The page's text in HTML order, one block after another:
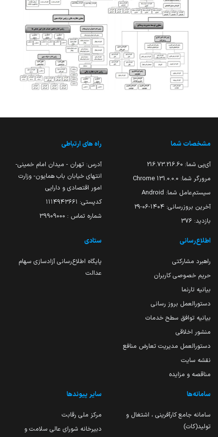
مشخصات شما
آی‌پی شما: 216.73.216.60
مرورگر شما: 131.0.0.0 Chrome
سیستم‌عامل شما: Android
آخرین بروزرسانی: ۱۴۰۴-۰۶-۲۹
بازدید: 376
راه های ارتباطی
آدرس: تهران - میدان امام خمینی-
انتهای خیابان باب همایون- وزارت
امور اقتصادی و دارایی
کدپستی: ۱۱۱۴۹۴۳۶۶۱
شماره تماس : 39909000
اطلاع‌رسانی
راهبرد مشارکتی
حریم خصوصی کاربران
بیانیه تارنما
دستورالعمل بروز رسانی
بیانیه توافق سطح خدمات
منشور اخلاقی
دستورالعمل مدیریت تعارض منافع
نقشه سایت
مناقصه و مزایده
ستادی
پایگاه اطلاع‌رسانی آزادسازی سهام
عدالت
سامانه‌ها
سامانه جامع کارآفرینی ، اشتغال و
تولید(کات)
سایر پیوندها
مرکز ملی رقابت
دبیرخانه شورای عالی سلامت و